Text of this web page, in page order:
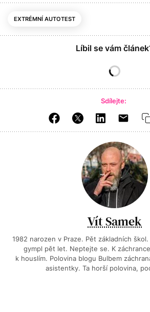
EXTRÉMNÍ AUTOTEST
Líbil se vám
Sdílejte:
Vít Samek
1982 narozen v Praze. Pět základních
gympl pět let. Neptejte se. K
k houslím. Polovina blogu Bulbem
asistentky. Ta horší polovina,